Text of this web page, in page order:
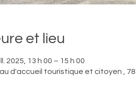
et lieu
2025, 13 h 00 – 15 h 00
d'accueil touristique et citoyen ,